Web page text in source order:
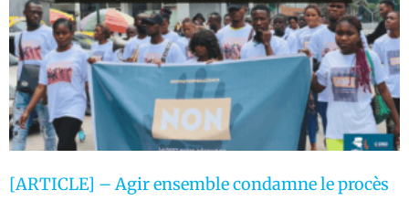
[ARTICLE] – Agir ensemble condamne le procès